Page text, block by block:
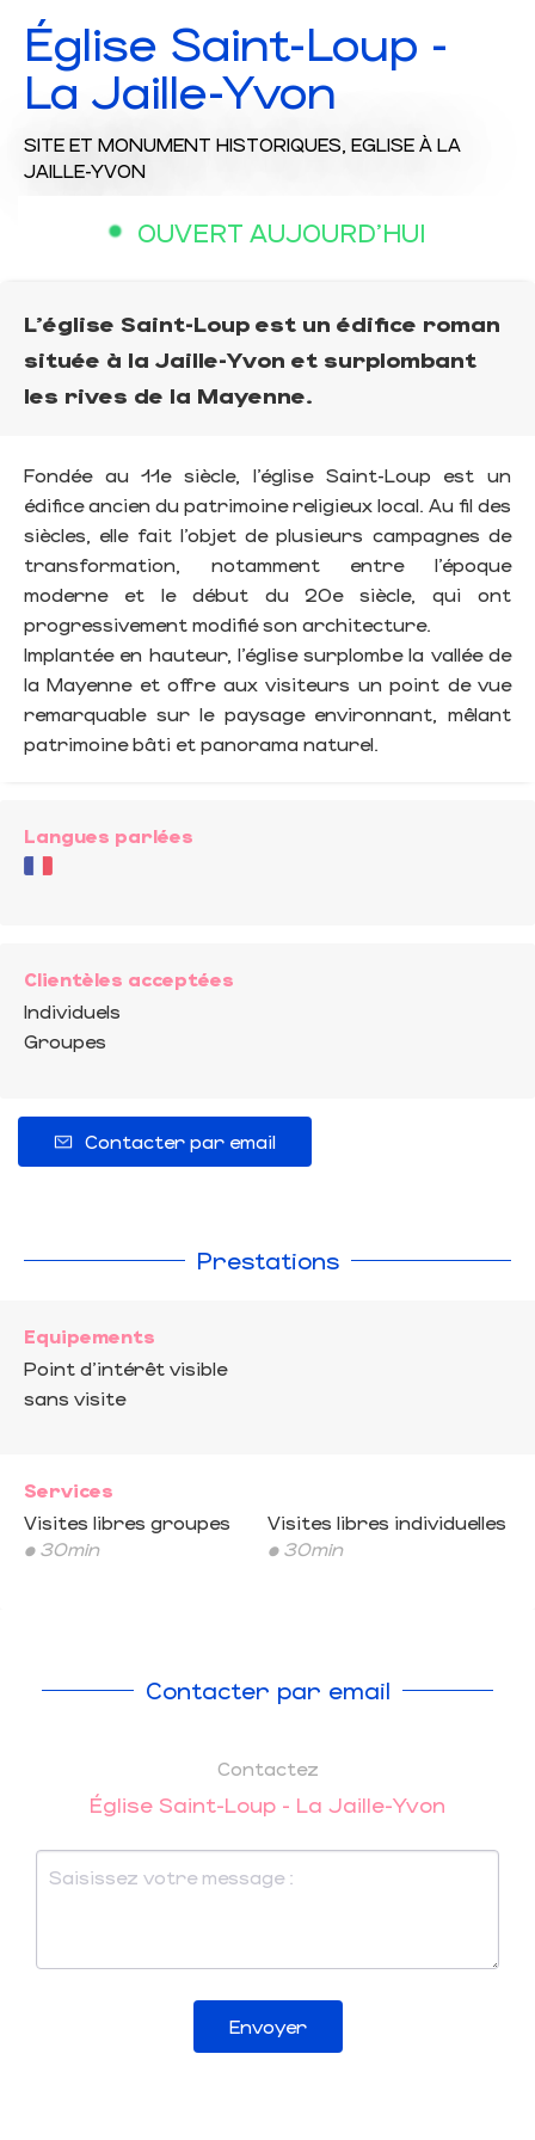
Église Saint-Loup -
La Jaille-Yvon
SITE ET MONUMENT HISTORIQUES, EGLISE À LA
JAILLE-YVON
OUVERT AUJOURD'HUI
L'église Saint-Loup est un édifice roman
située à la Jaille-Yvon et surplombant
les rives de la Mayenne.
Fondée au 11e siècle, l’église Saint-Loup est un
édifice ancien du patrimoine religieux local. Au fil des
siècles, elle fait l’objet de plusieurs campagnes de
transformation, notamment entre l’époque
moderne et le début du 20e siècle, qui ont
progressivement modifié son architecture.
Implantée en hauteur, l’église surplombe la vallée de
la Mayenne et offre aux visiteurs un point de vue
remarquable sur le paysage environnant, mêlant
patrimoine bâti et panorama naturel.
Langues parlées
Clientèles acceptées
Individuels
Groupes
Contacter par email
Prestations
Equipements
Point d'intérêt visible
sans visite
Services
Visites libres groupes
• 30min
Visites libres individuelles
• 30min
Contacter par email
Contactez
Église Saint-Loup - La Jaille-Yvon
Envoyer